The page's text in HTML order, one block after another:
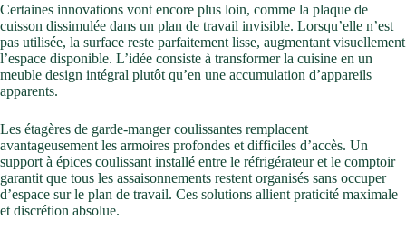
Certaines innovations vont encore plus loin, comme la plaque de
cuisson dissimulée dans un plan de travail invisible. Lorsqu’elle n’est
pas utilisée, la surface reste parfaitement lisse, augmentant visuellement
l’espace disponible. L’idée consiste à transformer la cuisine en un
meuble design intégral plutôt qu’en une accumulation d’appareils
apparents.
Les étagères de garde-manger coulissantes remplacent
avantageusement les armoires profondes et difficiles d’accès. Un
support à épices coulissant installé entre le réfrigérateur et le comptoir
garantit que tous les assaisonnements restent organisés sans occuper
d’espace sur le plan de travail. Ces solutions allient praticité maximale
et discrétion absolue.